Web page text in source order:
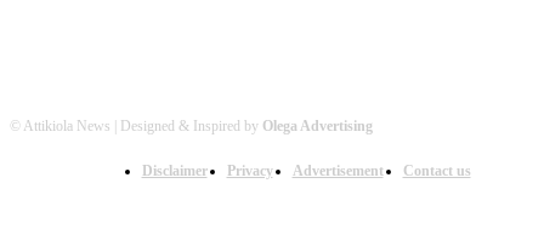
© Attikiola News | Designed & Inspired by Olega Advertising
Disclaimer Privacy Advertisement Contact us